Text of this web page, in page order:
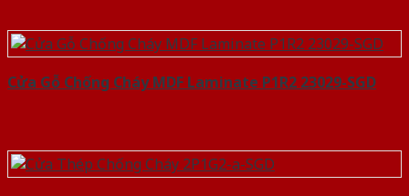
Cửa Gỗ Chống Cháy MDF Laminate P1R2 23029-SGD